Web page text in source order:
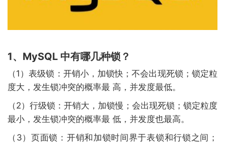
1、MySQL 中有哪几种锁？
（1）表级锁：开销小，加锁快；不会出现死锁；锁定粒
度大，发生锁冲突的概率最 高，并发度最低。
（2）行级锁：开销大，加锁慢；会出现死锁；锁定粒度
最小，发生锁冲突的概率最 低，并发度也最高。
（3）页面锁：开销和加锁时间界于表锁和行锁之间；